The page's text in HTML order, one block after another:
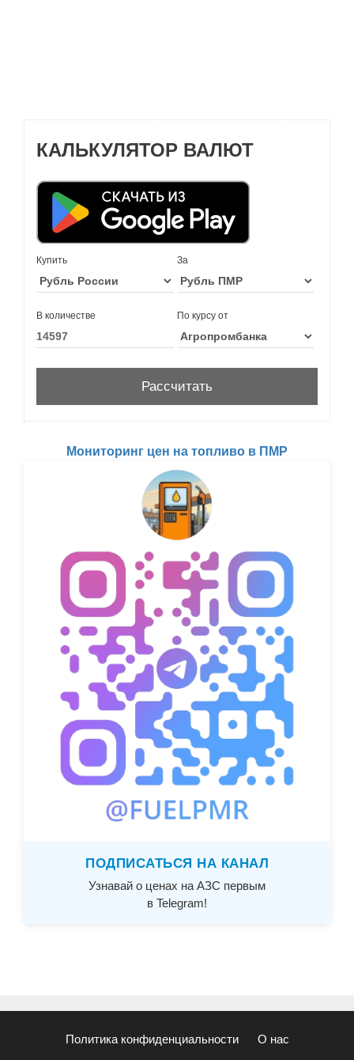
КАЛЬКУЛЯТОР ВАЛЮТ
Купить За
В количестве По курсу от
Мониторинг цен на топливо в ПМР
ПОДПИСАТЬСЯ НА КАНАЛ
Узнавай о ценах на АЗС первым
в Telegram!
Политика конфиденциальности О нас